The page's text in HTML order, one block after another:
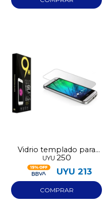
Vidrio templado para
Iphone 12 Pro Max
UYU 250
UYU 213